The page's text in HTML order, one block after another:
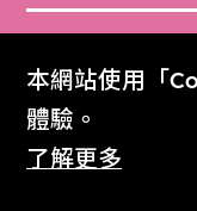
本網站使用「
體驗。
了解更多
門票
Get Tickets
M+雜誌